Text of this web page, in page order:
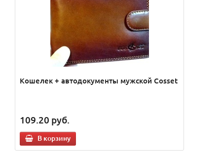
Кошелек + автодокументы мужской Cosset
109.20 руб.
В корзину